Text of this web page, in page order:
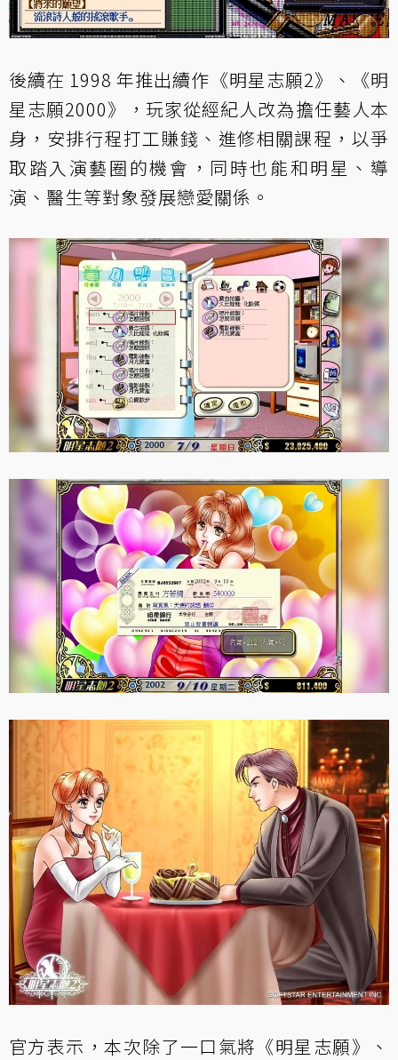
後續在 1998 年推出續作《明星志願2》、《明
星志願2000》，玩家從經紀人改為擔任藝人本
身，安排行程打工賺錢、進修相關課程，以爭
取踏入演藝圈的機會，同時也能和明星、導
演、醫生等對象發展戀愛關係。
官方表示，本次除了一口氣將《明星志願》、